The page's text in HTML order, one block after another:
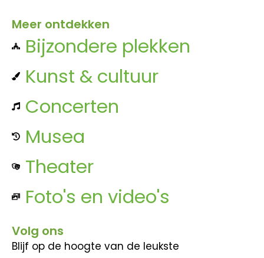
Meer ontdekken
Bijzondere plekken
Kunst & cultuur
Concerten
Musea
Theater
Foto's en video's
Volg ons
Blijf op de hoogte van de leukste